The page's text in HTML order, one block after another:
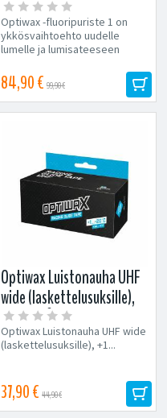
Optiwax -fluoripuriste 1 on
ykkösvaihtoehto uudelle
lumelle ja lumisateeseen
84,90 € 99,90 €
Optiwax Luistonauha UHF
wide (laskettelusuksille),
+1...-20°C
Optiwax Luistonauha UHF wide
(laskettelusuksille), +1...
37,90 € 44,90 €